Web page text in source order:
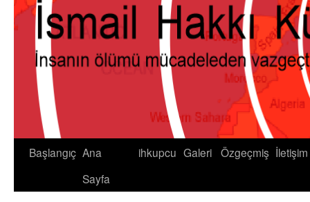
Başlangıç Ana
Sayfa
ihkupcu Galeri Özgeçmiş İletişim